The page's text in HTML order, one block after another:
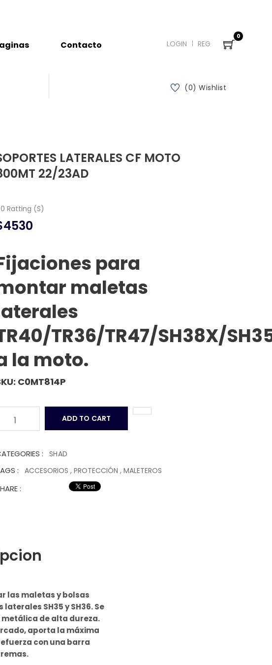
Contacto LOGIN REG
0
(0) Wishlist
LATERALES CF MOTO
22/23AD
0 Ratting (S)
para
maletas
TR36/TR47/SH38X/
la moto.
C0MT814P
1 ADD TO CART
: SHAD
: ACCESORIOS , PROTECCIÓN , MALETEROS
:
las maletas y bolsas
SH35 y SH36. Se
de alta dureza.
aporta la máxima
con una barra